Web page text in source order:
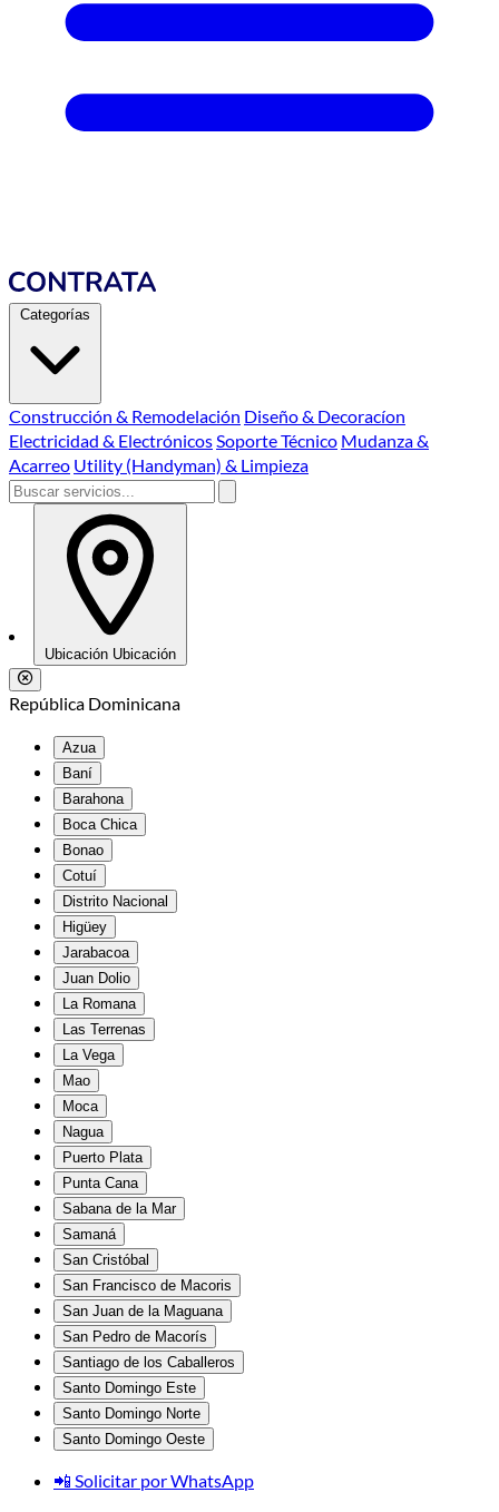
Categorías
Construcción & Remodelación Diseño & Decoracíon
Electricidad & ElectrónicosSoporte Técnico Mudanza &
Acarreo Utility (Handyman) & Limpieza
Ubicación Ubicación
República Dominicana
Azua
Baní
Barahona
Boca Chica
Bonao
Cotuí
Distrito Nacional
Higüey
Jarabacoa
Juan Dolio
La Romana
Las Terrenas
La Vega
Mao
Moca
Nagua
Puerto Plata
Punta Cana
Sabana de la Mar
Samaná
San Cristóbal
San Francisco de Macoris
San Juan de la Maguana
San Pedro de Macorís
Santiago de los Caballeros
Santo Domingo Este
Santo Domingo Norte
Santo Domingo Oeste
📲 Solicitar por WhatsApp